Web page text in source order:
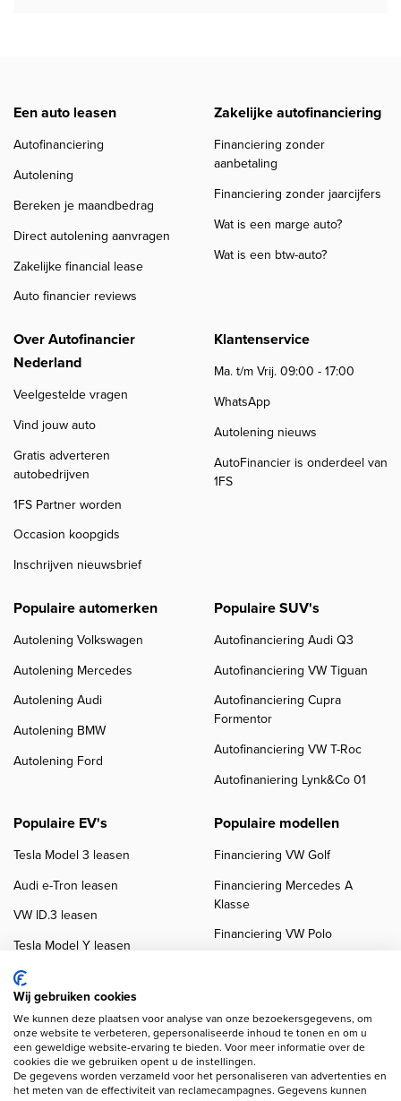
Een auto leasen
Autofinanciering
Autolening
Bereken je maandbedrag
Direct autolening aanvragen
Zakelijke financial lease
Auto financier reviews
Zakelijke autofinanciering
Financiering zonder
aanbetaling
Financiering zonder jaarcijfers
Wat is een marge auto?
Wat is een btw-auto?
Over Autofinancier
Nederland
Veelgestelde vragen
Vind jouw auto
Gratis adverteren
autobedrijven
1FS Partner worden
Occasion koopgids
Inschrijven nieuwsbrief
Klantenservice
Ma. t/m Vrij. 09:00 - 17:00
WhatsApp
Autolening nieuws
AutoFinancier is onderdeel van
1FS
Populaire automerken
Autolening Volkswagen
Autolening Mercedes
Autolening Audi
Autolening BMW
Autolening Ford
Populaire SUV's
Autofinanciering Audi Q3
Autofinanciering VW Tiguan
Autofinanciering Cupra
Formentor
Autofinanciering VW T-Roc
Autofinaniering Lynk&Co 01
Populaire EV's
Tesla Model 3 leasen
Audi e-Tron leasen
VW ID.3 leasen
Tesla Model Y leasen
VW ID.4 leasen
Populaire modellen
Financiering VW Golf
Financiering Mercedes A
Klasse
Financiering VW Polo
Wij gebruiken cookies
We kunnen deze plaatsen voor analyse van onze bezoekersgegevens, om
onze website te verbeteren, gepersonaliseerde inhoud te tonen en om u
een geweldige website-ervaring te bieden. Voor meer informatie over de
cookies die we gebruiken opent u de instellingen.
De gegevens worden verzameld voor het personaliseren van advertenties en
het meten van de effectiviteit van reclamecampagnes. Gegevens kunnen